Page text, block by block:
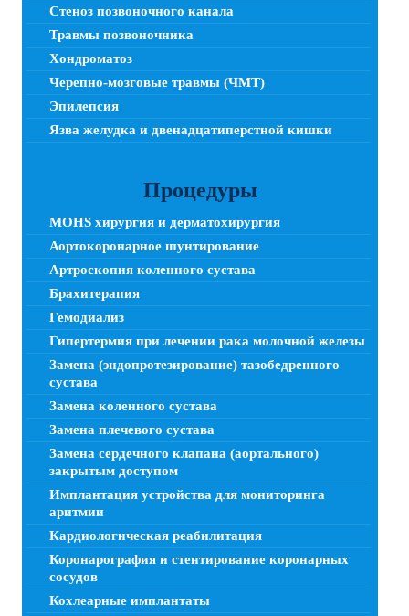
Стеноз позвоночного канала
Травмы позвоночника
Хондроматоз
Черепно-мозговые травмы (ЧМТ)
Эпилепсия
Язва желудка и двенадцатиперстной кишки
Процедуры
MOHS хирургия и дерматохирургия
Аортокоронарное шунтирование
Артроскопия коленного сустава
Брахитерапия
Гемодиализ
Гипертермия при лечении рака молочной железы
Замена (эндопротезирование) тазобедренного
сустава
Замена коленного сустава
Замена плечевого сустава
Замена сердечного клапана (аортального)
закрытым доступом
Имплантация устройства для мониторинга
аритмии
Кардиологическая реабилитация
Коронарография и стентирование коронарных
сосудов
Кохлеарные имплантаты